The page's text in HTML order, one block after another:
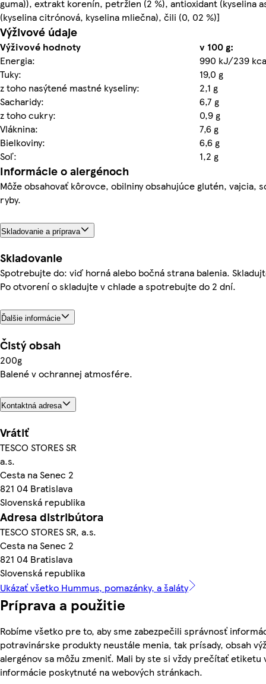
guma)), extrakt korenín, petržlen (2 %), antioxidant (kyselina
(kyselina citrónová, kyselina mliečna), čili (0, 02 %)]
Výživové údaje
Výživové hodnoty
v 100 g:
Energia:
990 kJ/239
Tuky:
19,0 g
z toho nasýtené mastné kyseliny:
2,1 g
Sacharidy:
6,7 g
z toho cukry:
0,9 g
Vláknina:
7,6 g
Bielkoviny:
6,6 g
Soľ:
1,2 g
Informácie o alergénoch
Môže obsahovať kôrovce, obilniny obsahujúce glutén, vajcia,
ryby.
Skladovanie a príprava
Skladovanie
Spotrebujte do: viď horná alebo bočná strana balenia.
Po otvorení o skladujte v chlade a spotrebujte do 2 dní.
Ďalšie informácie
Čistý obsah
200g
Balené v ochrannej atmosfére.
Kontaktná adresa
Vrátiť
TESCO STORES SR
a.s.
Cesta na Senec 2
821 04 Bratislava
Slovenská republika
Adresa distribútora
TESCO STORES SR, a.s.
Cesta na Senec 2
821 04 Bratislava
Slovenská republika
Ukázať všetko Hummus, pomazánky, a šaláty
Príprava a použitie
Robíme všetko pre to, aby sme zabezpečili správnosť
potravinárske produkty neustále menia, tak prísady, obsah
alergénov sa môžu zmeniť. Mali by ste si vždy prečítať etiketu
informácie poskytnuté na webových stránkach.